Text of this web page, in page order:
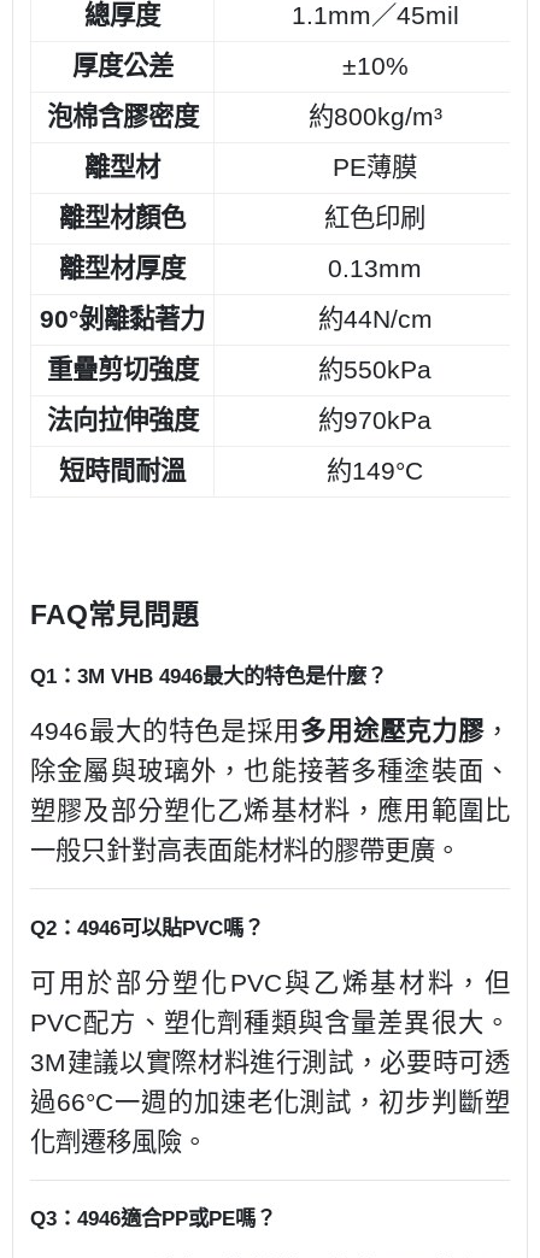
總厚度
1.1mm／45mil
厚度公差
±10%
泡棉含膠密度
約800kg/m³
離型材
PE薄膜
離型材顏色
紅色印刷
離型材厚度
0.13mm
90°剝離黏著力
約44N/cm
重疊剪切強度
約550kPa
法向拉伸強度
約970kPa
短時間耐溫
約149°C
FAQ常見問題
Q1：3M VHB 4946最大的特色是什麼？
4946最大的特色是採用 多用途壓克力膠 ，
除金屬與玻璃外，也能接著多種塗裝面、
塑膠及部分塑化乙烯基材料，應用範圍比
一般只針對高表面能材料的膠帶更廣。
Q2：4946可以貼PVC嗎？
可用於部分塑化PVC與乙烯基材料，但
PVC配方、塑化劑種類與含量差異很大。
3M建議以實際材料進行測試，必要時可透
過66°C一週的加速老化測試，初步判斷塑
化劑遷移風險。
Q3：4946適合PP或PE嗎？